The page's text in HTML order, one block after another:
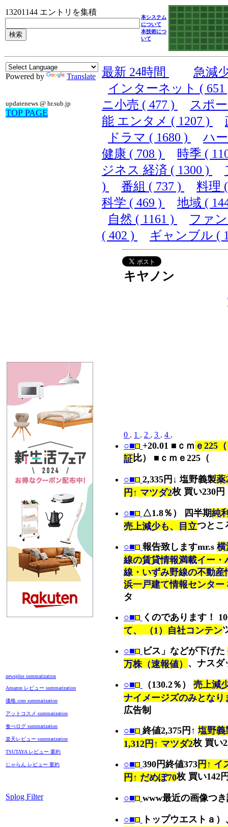
13201144 エントリを集積
本システム
について
本技術につ
いて
Powered by Translate
updatenews @ hr.sub.jp
TOP PAGE
newsplus summarization
Amazon レビュー summarization
価格.com summarization
アットコスメ summarization
食べログ summarization
楽天レビュー summarization
TSUTAYA レビュー 要約
じゃらん レビュー 要約
Splog Filter
最新 24時間
急減
インターネット (
ニ小売 ( 477 )
スポ
能 エンタメ ( 1207 )
ドラマ ( 1680 )
ハ
健康 ( 708 )
時季 (
ジネス 経済 ( 1300 )
)
番組 ( 737 )
料理
科学 ( 469 )
地域 (
自然 ( 1161 )
ファ
( 402 )
ギャンブル (
キヤノン
0 . 1 . 2 . 3 . 4 .
○■ +20.01 ■ｃｍ ｅ225
証比） ■ｃｍｅ225（
○■ 2,335円↓ 塩野義製薬
円↑ マツダ2枚 買い230円
○■ △1.8％） 四半期純
売上減少も、目立つとこ
○■ 報告致しますmr.s 横
線の賃貸情報満載イー
線・いずみ野線の不動
浜一戸建て情報センター
タ
○■ くのであります！
て、 （1）自社コンテン
○■ ビス」などが下げた
万株（速報値） 、ナスダ
○■ （130.2％） 売上減
ナイメージズのみとなり
広告制
○■ 終値2,375円↑塩野義
1,312円↑ マツダ2枚 買い
○■ 390円終値373 円↑ イ
円↑ だめぽ70枚 買い142
○■ www最近の画像つ
○■ トップウエストａ